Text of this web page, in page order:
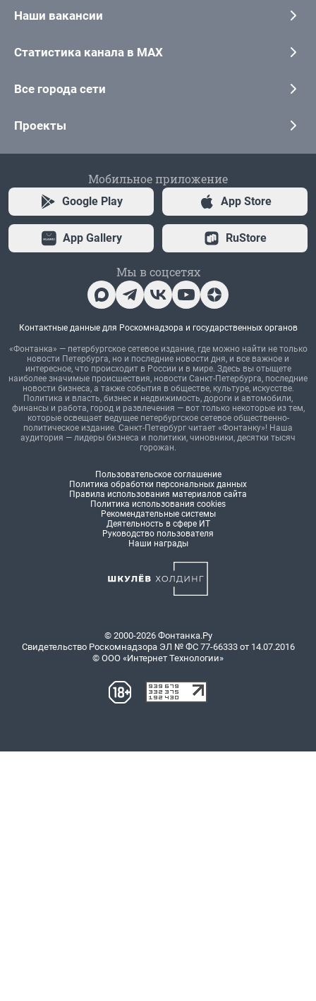
Наши вакансии
Статистика канала в MAX
Все города сети
Проекты
Мобильное приложение
Google Play App Store
App Gallery RuStore
Мы в соцсетях
Контактные данные для Роскомнадзора и государственных органов
«Фонтанка» — петербургское сетевое издание, где можно найти не только
новости Петербурга, но и последние новости дня, и все важное и
интересное, что происходит в России и в мире. Здесь вы отыщете
наиболее значимые происшествия, новости Санкт-Петербурга, последние
новости бизнеса, а также события в обществе, культуре, искусстве.
Политика и власть, бизнес и недвижимость, дороги и автомобили,
финансы и работа, город и развлечения — вот только некоторые из тем,
которые освещает ведущее петербургское сетевое общественно-
политическое издание. Санкт-Петербург читает «Фонтанку»! Наша
аудитория — лидеры бизнеса и политики, чиновники, десятки тысяч
горожан.
Пользовательское соглашение
Политика обработки персональных данных
Правила использования материалов сайта
Политика использования cookies
Рекомендательные системы
Деятельность в сфере ИТ
Руководство пользователя
Наши награды
© 2000-2026 Фонтанка.Ру
Свидетельство Роскомнадзора ЭЛ № ФС 77-66333 от 14.07.2016
© ООО «Интернет Технологии»